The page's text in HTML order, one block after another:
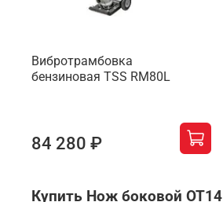
Вибротрамбовка
бензиновая TSS RM80L
84 280 ₽
Купить Нож боковой